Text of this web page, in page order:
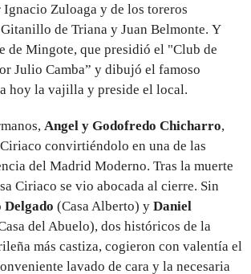
Zuloaga y de los toreros
de Triana y Juan Belmonte. Y
de Mingote, que presidió el "Club de
Julio Camba” y dibujó el famoso
hoy la vajilla y preside el local.
Angel y Godofredo Chicharro,
convirtiéndolo en una de las
del Madrid Moderno. Tras la muerte
Ciriaco se vio abocada al cierre. Sin
Delgado (Casa Alberto) y Daniel
del Abuelo), dos históricos de la
más castiza, cogieron con valentía el
lavado de cara y la necesaria